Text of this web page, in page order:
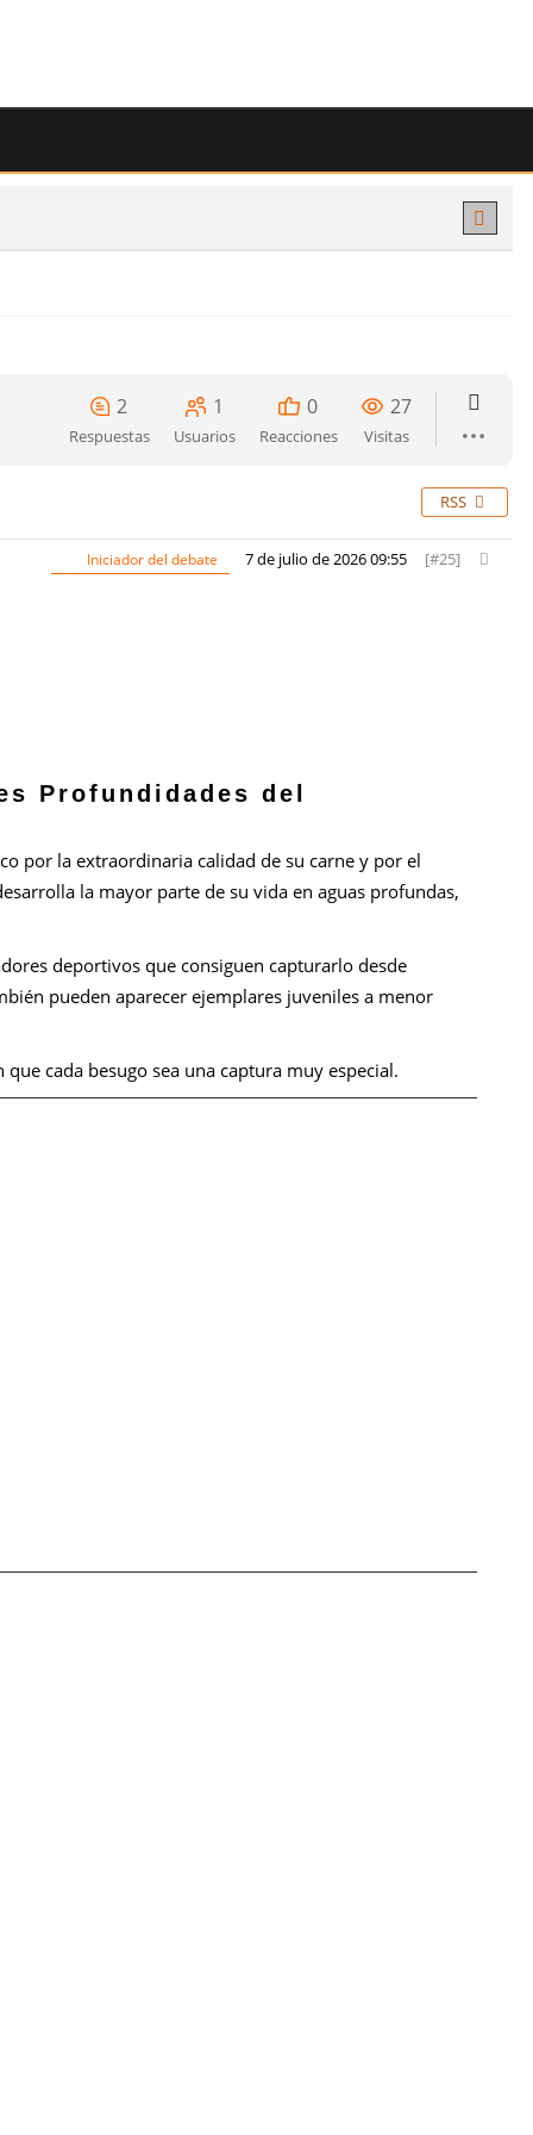
2
Respuestas
1
Usuarios
0
Reacciones
27
Visitas
RSS
Iniciador del debate 7 de julio de 2026 09:55 [#25]
Profundidades del
por la extraordinaria calidad de su carne y por el
la mayor parte de su vida en aguas profundas,
deportivos que consiguen capturarlo desde
pueden aparecer ejemplares juveniles a menor
cada besugo sea una captura muy especial.